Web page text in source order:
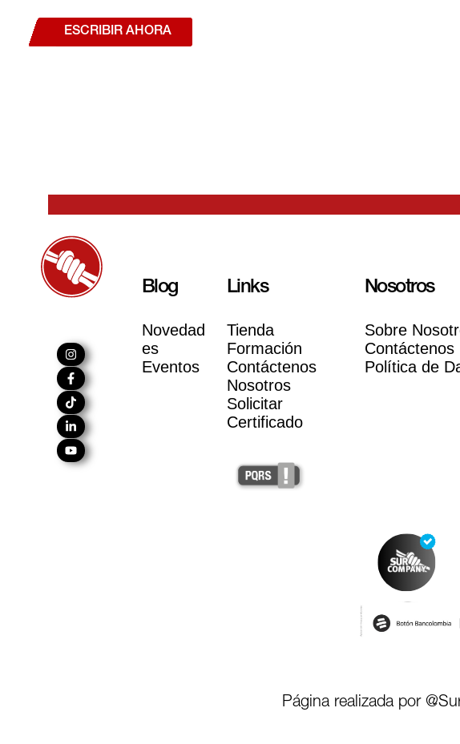
ESCRIBIR AHORA
Blog
Novedad
es
Eventos
Links
Tienda
Formación
Contáctenos
Nosotros
Solicitar
Certificado
Nosotros
Sobre
Contáctenos
Política de
Página realizada por